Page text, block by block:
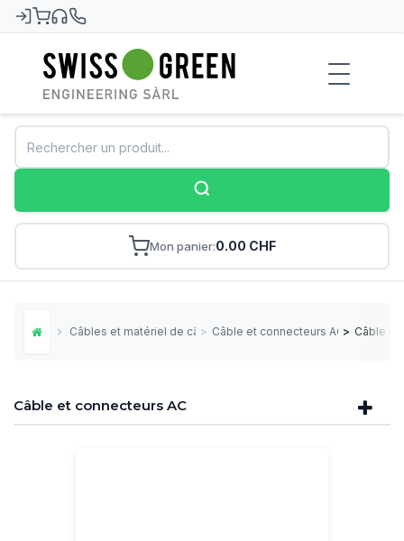
Swiss-Green
Mon panier 0.00 CHF
Home Câbles et matériel de câblage
> Câble et connecteurs AC> Câble 5
Câble et connecteurs AC